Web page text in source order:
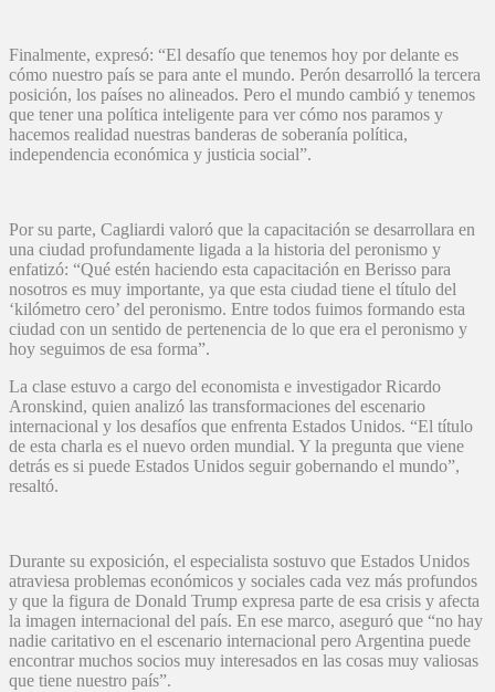
Finalmente, expresó: “El desafío que tenemos hoy por delante es
cómo nuestro país se para ante el mundo. Perón desarrolló la tercera
posición, los países no alineados. Pero el mundo cambió y tenemos
que tener una política inteligente para ver cómo nos paramos y
hacemos realidad nuestras banderas de soberanía política,
independencia económica y justicia social”.
Por su parte, Cagliardi valoró que la capacitación se desarrollara en
una ciudad profundamente ligada a la historia del peronismo y
enfatizó: “Qué estén haciendo esta capacitación en Berisso para
nosotros es muy importante, ya que esta ciudad tiene el título del
‘kilómetro cero’ del peronismo. Entre todos fuimos formando esta
ciudad con un sentido de pertenencia de lo que era el peronismo y
hoy seguimos de esa forma”.
La clase estuvo a cargo del economista e investigador Ricardo
Aronskind, quien analizó las transformaciones del escenario
internacional y los desafíos que enfrenta Estados Unidos. “El título
de esta charla es el nuevo orden mundial. Y la pregunta que viene
detrás es si puede Estados Unidos seguir gobernando el mundo”,
resaltó.
Durante su exposición, el especialista sostuvo que Estados Unidos
atraviesa problemas económicos y sociales cada vez más profundos
y que la figura de Donald Trump expresa parte de esa crisis y afecta
la imagen internacional del país. En ese marco, aseguró que “no hay
nadie caritativo en el escenario internacional pero Argentina puede
encontrar muchos socios muy interesados en las cosas muy valiosas
que tiene nuestro país”.